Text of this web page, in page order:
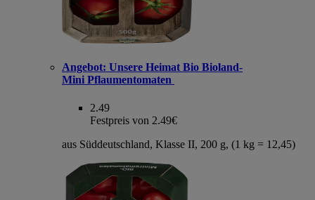
Angebot: Unsere Heimat Bio Bioland-
Mini Pflaumentomaten
2.49
Festpreis von 2.49€
aus Süddeutschland, Klasse II, 200 g, (1 kg = 12,45)